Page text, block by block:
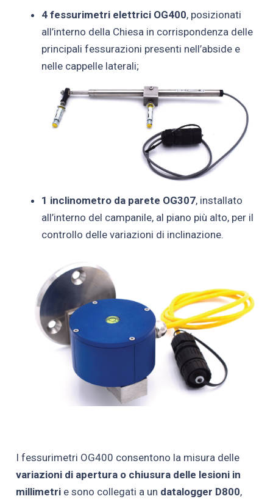
4 fessurimetri elettrici OG400, posizionati
all’interno della Chiesa in corrispondenza delle
principali fessurazioni presenti nell’abside e
nelle cappelle laterali;
1 inclinometro da parete OG307, installato
all’interno del campanile, al piano più alto, per il
controllo delle variazioni di inclinazione.
I fessurimetri OG400 consentono la misura delle
variazioni di apertura o chiusura delle lesioni in
millimetrie sono collegati a un datalogger D800,